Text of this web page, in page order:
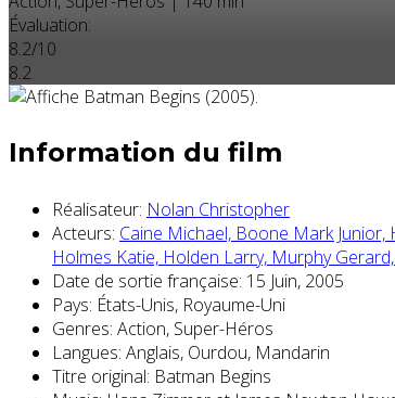
Évaluation:
8.2/10
8.2
Information du film
Réalisateur: Nolan Christopher
Acteurs: Caine Michael, Boone Mark Junior,
Holmes Katie, Holden Larry, Murphy Gerard,
Date de sortie française: 15 Juin, 2005
Pays: États-Unis, Royaume-Uni
Genres: Action, Super-Héros
Langues: Anglais, Ourdou, Mandarin
Titre original: Batman Begins